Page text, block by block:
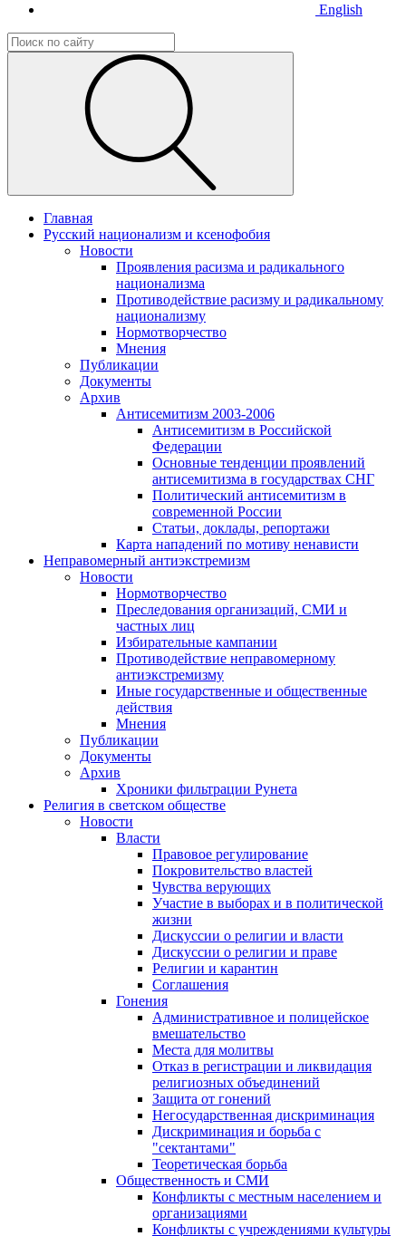
English
Главная
Русский национализм и ксенофобия
Новости
Проявления расизма и радикального
национализма
Противодействие расизму и радикальному
национализму
Нормотворчество
Мнения
Публикации
Документы
Архив
Антисемитизм 2003-2006
Антисемитизм в Российской
Федерации
Основные тенденции проявлений
антисемитизма в государствах СНГ
Политический антисемитизм в
современной России
Статьи, доклады, репортажи
Карта нападений по мотиву ненависти
Неправомерный антиэкстремизм
Новости
Нормотворчество
Преследования организаций, СМИ и
частных лиц
Избирательные кампании
Противодействие неправомерному
антиэкстремизму
Иные государственные и общественные
действия
Мнения
Публикации
Документы
Архив
Хроники фильтрации Рунета
Религия в светском обществе
Новости
Власти
Правовое регулирование
Покровительство властей
Чувства верующих
Участие в выборах и в политической
жизни
Дискуссии о религии и власти
Дискуссии о религии и праве
Религии и карантин
Соглашения
Гонения
Административное и полицейское
вмешательство
Места для молитвы
Отказ в регистрации и ликвидация
религиозных объединений
Защита от гонений
Негосударственная дискриминация
Дискриминация и борьба с
"сектантами"
Теоретическая борьба
Общественность и СМИ
Конфликты с местным населением и
организациями
Конфликты с учреждениями культуры